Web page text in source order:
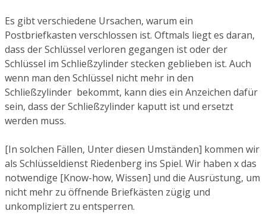
Es gibt verschiedene Ursachen, warum ein
Postbriefkasten verschlossen ist. Oftmals liegt es daran,
dass der Schlüssel verloren gegangen ist oder der
Schlüssel im Schließzylinder stecken geblieben ist. Auch
wenn man den Schlüssel nicht mehr in den
Schließzylinder bekommt, kann dies ein Anzeichen dafür
sein, dass der Schließzylinder kaputt ist und ersetzt
werden muss.
[In solchen Fällen, Unter diesen Umständen] kommen wir
als Schlüsseldienst Riedenberg ins Spiel. Wir haben x das
notwendige [Know-how, Wissen] und die Ausrüstung, um
nicht mehr zu öffnende Briefkästen zügig und
unkompliziert zu entsperren.